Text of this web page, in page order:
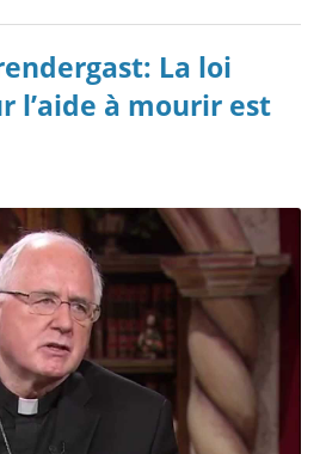
La loi
l’aide à mourir est